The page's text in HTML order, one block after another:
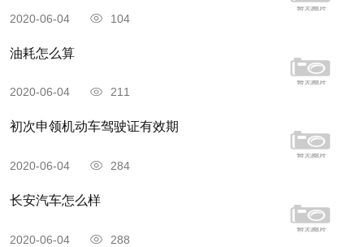
2020-06-04 104
油耗怎么算
2020-06-04 211
初次申领机动车驾驶证有效期
2020-06-04 284
长安汽车怎么样
2020-06-04 288